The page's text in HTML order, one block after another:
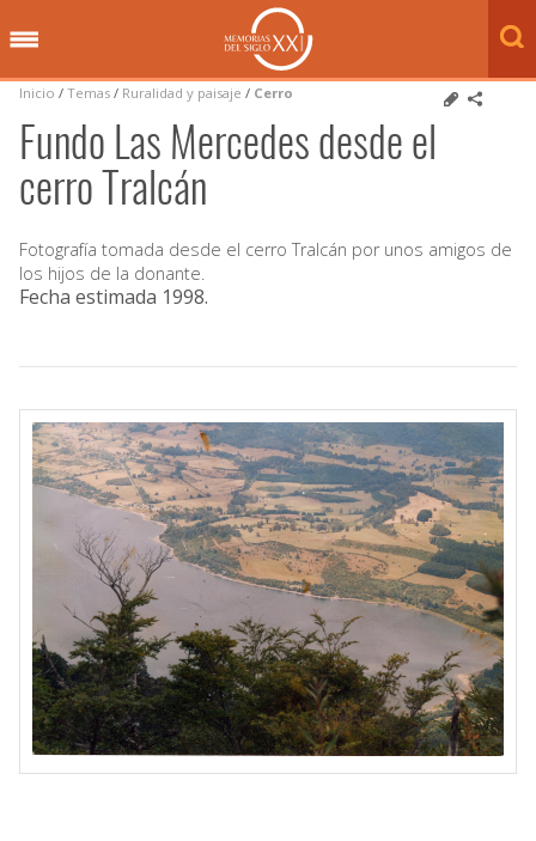
Inicio / Temas / Ruralidad y paisaje / Cerro
Fundo Las Mercedes desde el
cerro Tralcán
Fotografía tomada desde el cerro Tralcán por unos amigos de
los hijos de la donante.
Fecha estimada 1998.